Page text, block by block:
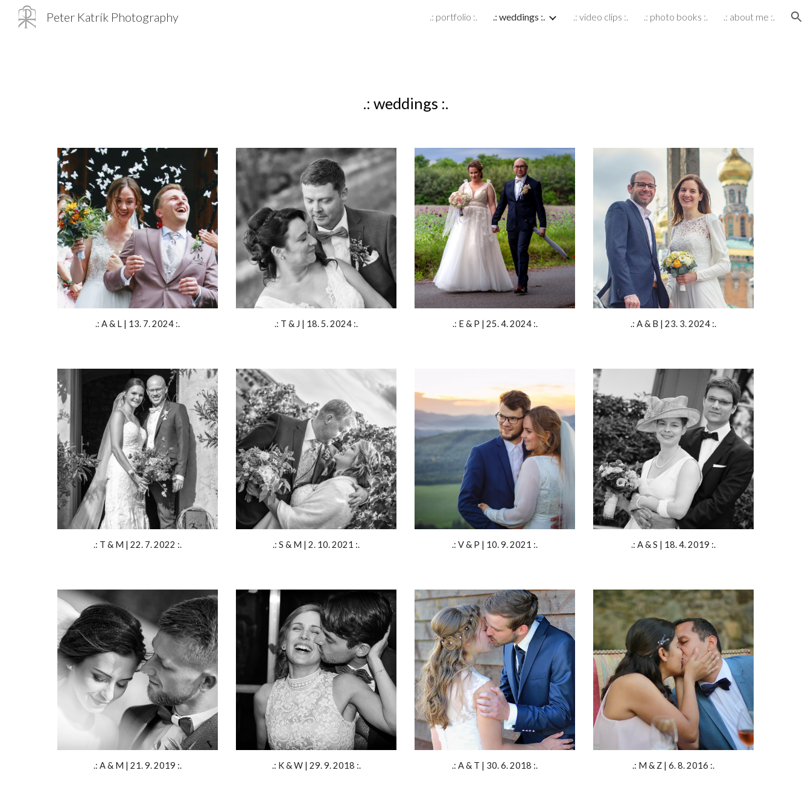
Skip to navigation
Peter Katrík Photography .: portfolio :. .: weddings :. .: video clips :. .: photo books :. .: about me :.
.: weddings :.
.: A& L | 13. 7. 2024 :. .: T & J | 18. 5. 2024 :. .: E& P | 25.4. 2024:. .: A & B | 23. 3. 2024 :.
.: T & M | 22. 7. 2022 :. .: S & M | 2. 10. 2021 :. .: V & P | 10. 9. 2021 :. .: A & S | 18. 4. 2019 :.
.: A & M | 21. 9. 2019 :. .: K & W | 29. 9. 2018 :. .: A & T | 30. 6. 2018 :. .: M & Z | 6. 8. 2016 :.